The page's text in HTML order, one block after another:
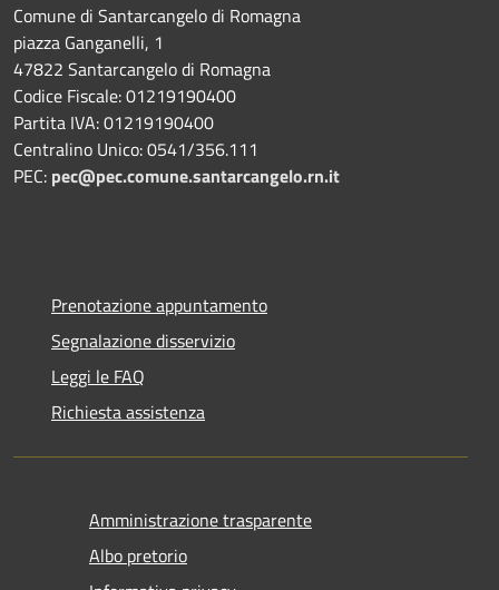
Comune di Santarcangelo di Romagna
piazza Ganganelli, 1
47822 Santarcangelo di Romagna
Codice Fiscale: 01219190400
Partita IVA: 01219190400
Centralino Unico: 0541/356.111
PEC: pec@pec.comune.santarcangelo.rn.it
Prenotazione appuntamento
Segnalazione disservizio
Leggi le FAQ
Richiesta assistenza
Amministrazione trasparente
Albo pretorio